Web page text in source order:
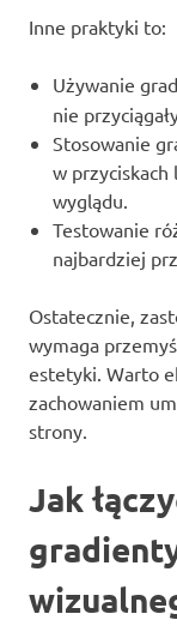
Inne praktyki to:
Używanie
nie
Stosowanie
w przyciskach
wyglądu.
Testowanie
najbardziej
Ostatecznie,
wymaga
estetyki. Warto
zachowaniem
strony.
Jak